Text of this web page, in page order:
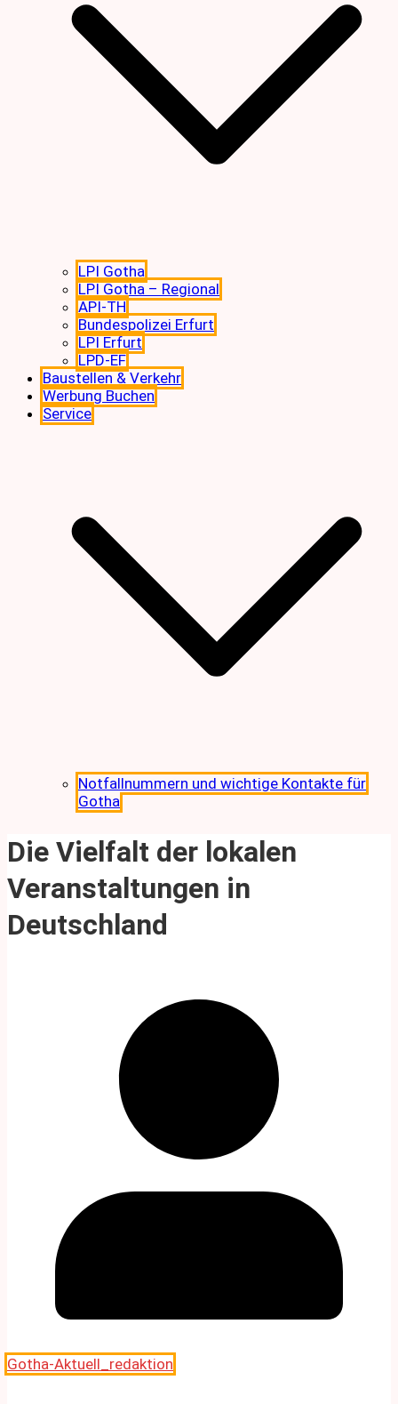
LPI Gotha
LPI Gotha – Regional
API-TH
Bundespolizei Erfurt
LPI Erfurt
LPD-EF
Baustellen & Verkehr
Werbung Buchen
Service
Notfallnummern und wichtige Kontakte für
Gotha
Die Vielfalt der lokalen
Veranstaltungen in
Deutschland
Gotha-Aktuell_redaktion